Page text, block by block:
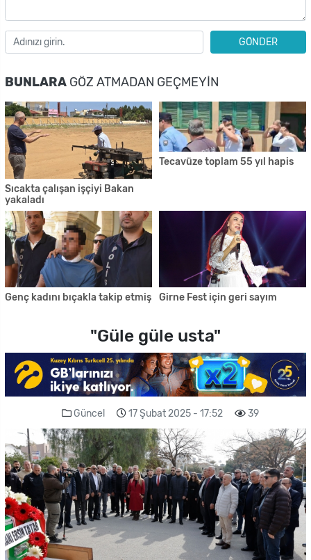
GÖNDER
BUNLARA GÖZ ATMADAN GEÇMEYIN
Sıcakta çalışan işçiyi Bakan
yakaladı
Tecavüze toplam 55 yıl hapis
Genç kadını bıçakla takip etmiş Girne Fest için geri sayım
"Güle güle usta"
Güncel 17 Şubat 2025 - 17:52 39